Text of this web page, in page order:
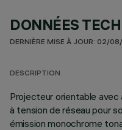
DONNÉES
DERNIÈRE MISE À JOUR: 02/
DESCRIPTION
Projecteur orientable avec
à tension de réseau pour
émission monochrome